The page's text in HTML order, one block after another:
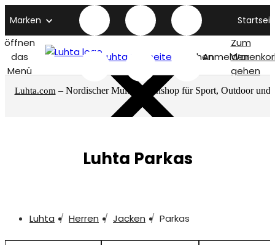
Marken
öffnen
das
Menü
Luhta titelseite SuchenAnmelden
Zum
gehen
Luhta.com – Nordischer Multimarkenshop für Sport, Outdoor und
Luhta Parkas
Luhta Herren Jacken Parkas